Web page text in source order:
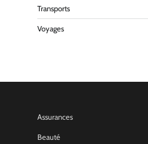
Transports
Voyages
Assurances
Beauté